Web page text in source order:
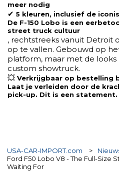
meer nodig
✔ 5 kleuren, inclusief de
De F-150 Lobo is een
street truck cultuur
, rechtstreeks vanuit Detroit
op te vallen. Gebouwd op
platform, maar met de
custom showtruck.
💥 Verkrijgbaar op bestelling
Laat je verleiden door de
pick-up. Dit is een statement.
USA-CAR-IMPORT.com >
Ford F50 Lobo V8 - The Full-Size
Waiting For